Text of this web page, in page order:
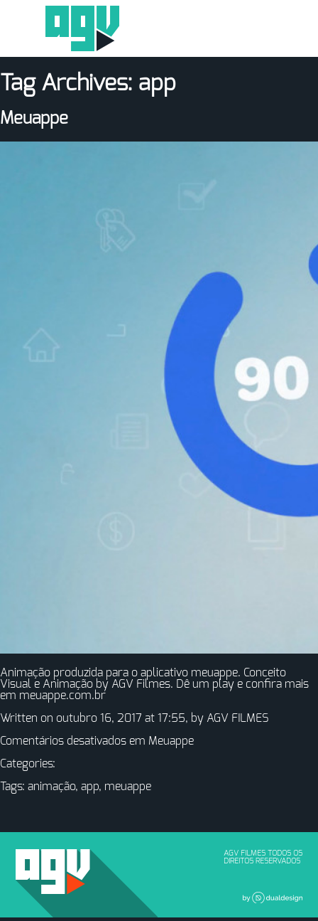
Tag Archives: app
Meuappe
Animação produzida para o aplicativo meuappe. Conceito
Visual e Animação by AGV Filmes. Dê um play e confira mais
em meuappe.com.br
Written on outubro 16, 2017 at 17:55, by AGV FILMES
Comentários desativados em Meuappe
Categories:
Tags: animação, app, meuappe
AGV FILMES TODOS OS
DIREITOS RESERVADOS